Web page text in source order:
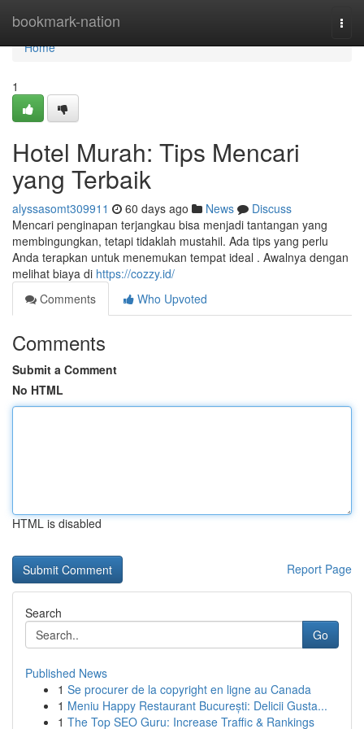
bookmark-nation
Home
Home
1
Hotel Murah: Tips Mencari
yang Terbaik
alyssasomt309911 60 days ago News
Discuss
Mencari penginapan terjangkau bisa menjadi tantangan yang
membingungkan, tetapi tidaklah mustahil. Ada tips yang perlu
Anda terapkan untuk menemukan tempat ideal . Awalnya dengan
melihat biaya di https://cozzy.id/
Comments
Who Upvoted
Comments
Submit a Comment
No HTML
HTML is disabled
Report Page
Search
Go
Published News
1 Se procurer de la copyright en ligne au Canada
1 Meniu Happy Restaurant București: Delicii Gusta...
1 The Top SEO Guru: Increase Traffic & Rankings